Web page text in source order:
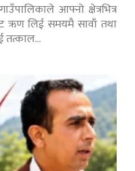
आफ्नो क्षेत्रभित्र
ऋण लिई समयमै सावाँ तथा
तत्काल…